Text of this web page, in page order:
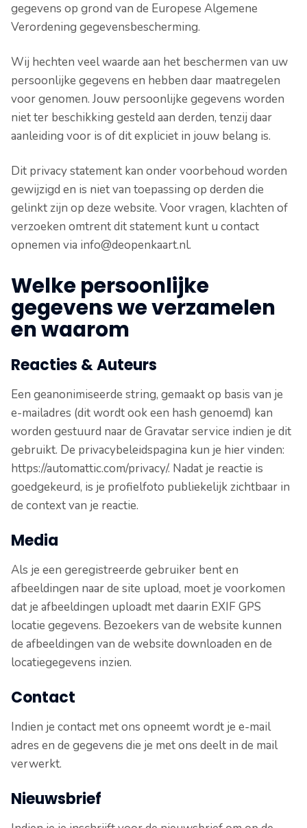
gegevens op grond van de Europese Algemene
Verordening gegevensbescherming.
Wij hechten veel waarde aan het beschermen van uw
persoonlijke gegevens en hebben daar maatregelen
voor genomen. Jouw persoonlijke gegevens worden
niet ter beschikking gesteld aan derden, tenzij daar
aanleiding voor is of dit expliciet in jouw belang is.
Dit privacy statement kan onder voorbehoud worden
gewijzigd en is niet van toepassing op derden die
gelinkt zijn op deze website. Voor vragen, klachten of
verzoeken omtrent dit statement kunt u contact
opnemen via info@deopenkaart.nl.
Welke persoonlijke
gegevens we verzamelen
en waarom
Reacties & Auteurs
Een geanonimiseerde string, gemaakt op basis van je
e-mailadres (dit wordt ook een hash genoemd) kan
worden gestuurd naar de Gravatar service indien je dit
gebruikt. De privacybeleidspagina kun je hier vinden:
https://automattic.com/privacy/. Nadat je reactie is
goedgekeurd, is je profielfoto publiekelijk zichtbaar in
de context van je reactie.
Media
Als je een geregistreerde gebruiker bent en
afbeeldingen naar de site upload, moet je voorkomen
dat je afbeeldingen uploadt met daarin EXIF GPS
locatie gegevens. Bezoekers van de website kunnen
de afbeeldingen van de website downloaden en de
locatiegegevens inzien.
Contact
Indien je contact met ons opneemt wordt je e-mail
adres en de gegevens die je met ons deelt in de mail
verwerkt.
Nieuwsbrief